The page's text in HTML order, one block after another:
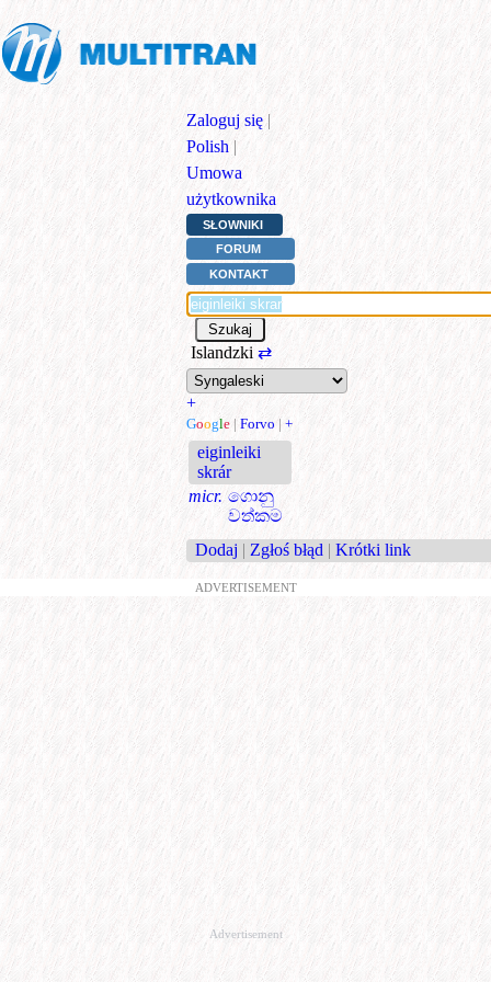
Zaloguj się |
Polish |
Umowa
użytkownika
SŁOWNIKI
FORUM
KONTAKT
Islandzki ⇄
+
Google | Forvo | +
eiginleiki
skrár
micr. ගොනු
වත්කම
Dodaj | Zgłoś błąd | Krótki link
ADVERTISEMENT
Advertisement